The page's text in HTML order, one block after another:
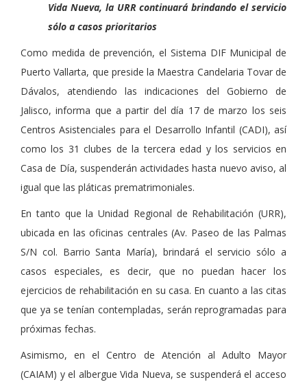
Vida Nueva, la URR continuará brindando el servicio
sólo a casos prioritarios
Como medida de prevención, el Sistema DIF Municipal de
Puerto Vallarta, que preside la Maestra Candelaria Tovar de
Dávalos, atendiendo las indicaciones del Gobierno de
Jalisco, informa que a partir del día 17 de marzo los seis
Centros Asistenciales para el Desarrollo Infantil (CADI), así
como los 31 clubes de la tercera edad y los servicios en
Casa de Día, suspenderán actividades hasta nuevo aviso, al
igual que las pláticas prematrimoniales.
En tanto que la Unidad Regional de Rehabilitación (URR),
ubicada en las oficinas centrales (Av. Paseo de las Palmas
S/N col. Barrio Santa María), brindará el servicio sólo a
casos especiales, es decir, que no puedan hacer los
ejercicios de rehabilitación en su casa. En cuanto a las citas
que ya se tenían contempladas, serán reprogramadas para
próximas fechas.
Asimismo, en el Centro de Atención al Adulto Mayor
(CAIAM) y el albergue Vida Nueva, se suspenderá el acceso